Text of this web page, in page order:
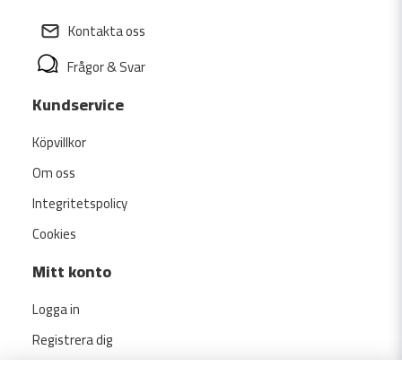
Kontakta oss
Frågor & Svar
Kundservice
Köpvillkor
Om oss
Integritetspolicy
Cookies
Mitt konto
Logga in
Registrera dig